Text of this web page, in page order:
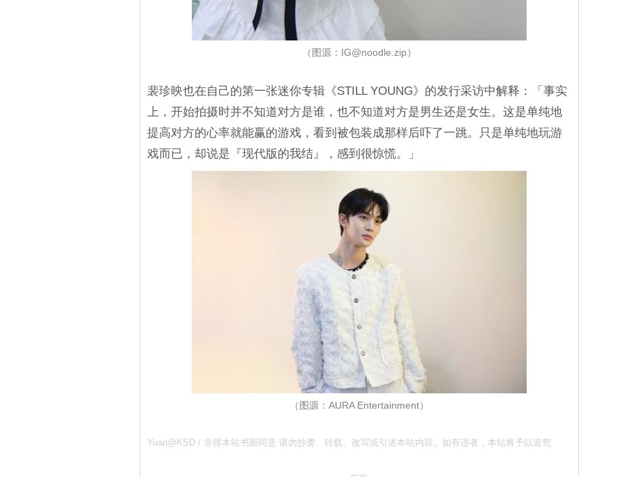
（图源：IG@noodle.zip）
裴珍映也在自己的第一张迷你专辑《STILL YOUNG》的发行采访中解释：「事实
上，开始拍摄时并不知道对方是谁，也不知道对方是男生还是女生。这是单纯地
提高对方的心率就能赢的游戏，看到被包装成那样后吓了一跳。只是单纯地玩游
戏而已，却说是『现代版的我结』，感到很惊慌。」
（图源：AURA Entertainment）
Yuan@KSD / 非得本站书面同意 请勿抄袭、转载、改写或引述本站内容。如有违者，本站将予以追究